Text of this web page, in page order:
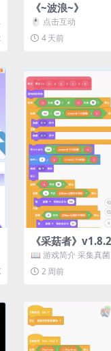
《~波浪~》
🖱️ 点击互动
4 天前
《采菇者》v1.8.2
📖 游戏简介 采集真
域探索。 这是一款静
2 周前